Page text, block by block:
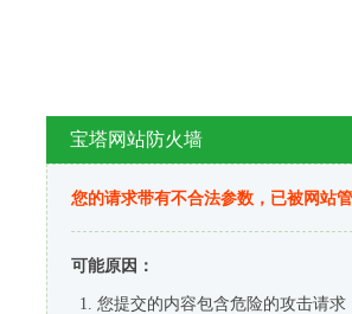
宝塔网站防火墙
您的请求带有不合法参数，已被网站
可能原因：
您提交的内容包含危险的攻击请求